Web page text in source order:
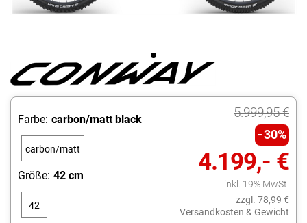
5.999,95 €
30%
4.199,- €
inkl. 19% MwSt.
zzgl. 78,99 €
Versandkosten & Gewicht
Farbe: carbon/matt black
carbon/matt
Größe: 42 cm
42